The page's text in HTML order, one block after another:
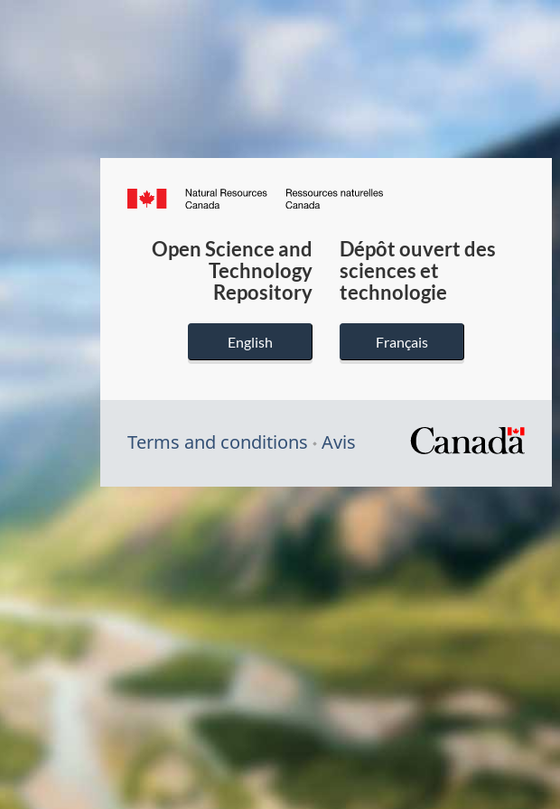
Canada.ca
du
Canada
Open Science and
Technology
Repository
English
Dépôt ouvert des
sciences et
technologie
Français
Terms and conditions Avis
/
du